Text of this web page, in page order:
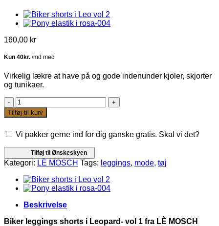
160,00 kr
Virkelig lækre at have på og gode indenunder kjoler, skjorter
og tunikaer.
Biker
leggings
shorts
Leopard-
fra
MOSCH
antal
Tilføj til kurv
Vi pakker gerne ind for dig ganske gratis. Skal vi det?
Tilføj til Ønskeskyen
Kategori: LÈ MOSCH Tags: leggings, mode, tøj
Beskrivelse
Biker leggings shorts i Leopard- vol 1 fra LÈ MOSCH